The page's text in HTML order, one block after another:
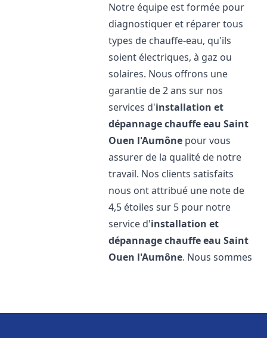
Notre équipe est formée pour
diagnostiquer et réparer tous
types de chauffe-eau, qu'ils
soient électriques, à gaz ou
solaires. Nous offrons une
garantie de 2 ans sur nos
services d'installation et
dépannage chauffe eau Saint
Ouen l'Aumône pour vous
assurer de la qualité de notre
travail. Nos clients satisfaits
nous ont attribué une note de
4,5 étoiles sur 5 pour notre
service d'installation et
dépannage chauffe eau Saint
Ouen l'Aumône. Nous sommes